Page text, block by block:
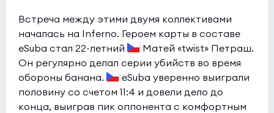
Встреча между этими двумя коллективами
началась на Inferno. Героем карты в составе
eSuba стал 22-летний
Матей «twist» Петраш.
Он регулярно делал серии убийств во время
обороны банана.
eSuba уверенно выиграли
половину со счетом 11:4 и довели дело до
конца, выиграв пик оппонента с комфортным